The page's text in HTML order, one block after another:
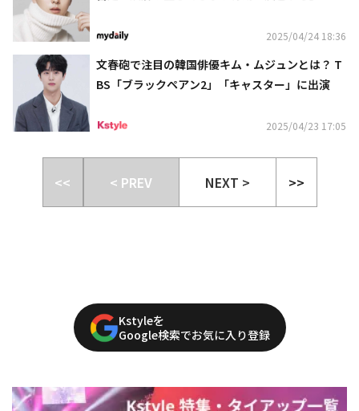
2025/04/24 18:36
文春砲で注目の韓国俳優キム・ムジュンとは？ T
BS「ブラックペアン2」「キャスター」に出演
2025/04/23 17:05
<< < PREV NEXT > >>
Kstyleを
Google検索でお気に入り登録